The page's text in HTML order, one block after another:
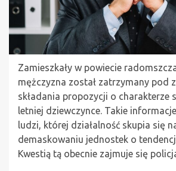
Zamieszkały w powiecie
mężczyzna został zatrzymany pod
składania propozycji o charakterze
letniej dziewczynce. Takie
ludzi, której działalność skupia się
demaskowaniu jednostek o
Kwestią tą obecnie zajmuje się